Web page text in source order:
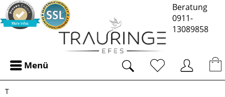
Beratung
0911-
13089858
Menü
T